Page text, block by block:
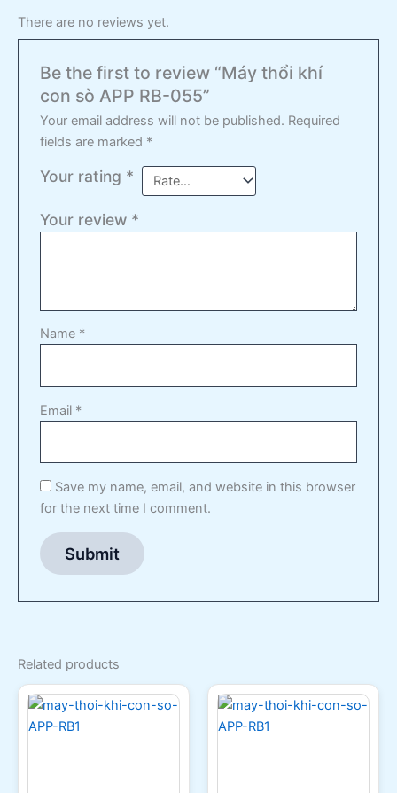
There are no reviews yet.
Be the first to review “Máy thổi khí
con sò APP RB-055”
Your email address will not be published. Required
fields are marked *
Your rating *
Your review *
Name *
Email *
Save my name, email, and website in this browser
for the next time I comment.
Related products